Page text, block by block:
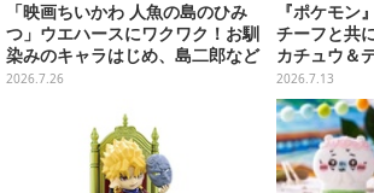
「映画ちいかわ 人魚の島のひみ
つ」ウエハースにワクワク！お馴
染みのキャラはじめ、島二郎など
セイレーン編カード全22種
2026.7.26
『ポケモン
チーフと共
カチュウ＆
ウールーな
2026.7.13